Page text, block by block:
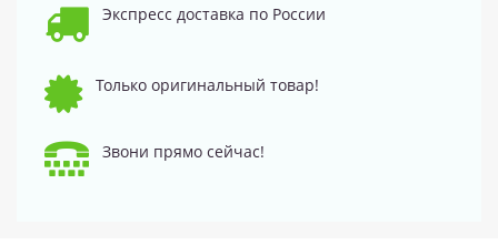
Экспресс доставка по России
Только оригинальный товар!
Звони прямо сейчас!